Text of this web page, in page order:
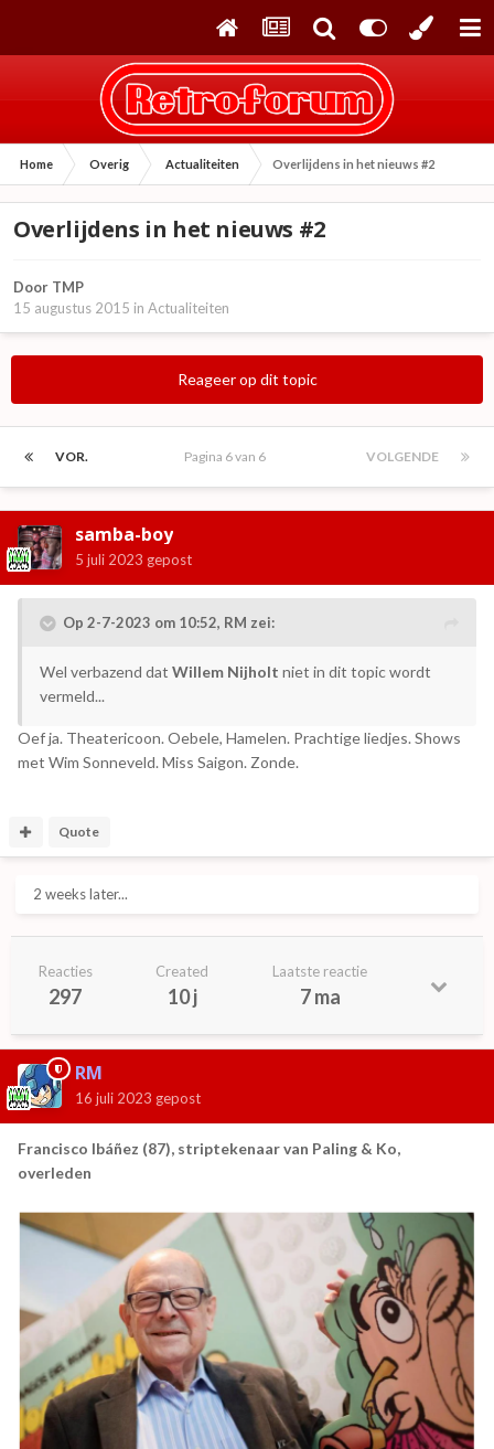
Home Overig Actualiteiten Overlijdens in het nieuws #2
Overlijdens in het nieuws #2
Door TMP
15 augustus 2015 in Actualiteiten
Reageer op dit topic
VOR. VOLGENDE
Pagina 6 van 6
samba-boy
5 juli 2023 gepost
Op 2-7-2023 om 10:52, RM zei:
Wel verbazend dat Willem Nijholt niet in dit topic wordt
vermeld...
Oef ja. Theatericoon. Oebele, Hamelen. Prachtige liedjes. Shows
met Wim Sonneveld. Miss Saigon. Zonde.
Quote
2 weeks later...
Reacties
297
Created
10 j
Laatste reactie
7 ma
RM
16 juli 2023 gepost
Francisco Ibáñez (87), striptekenaar van Paling & Ko,
overleden